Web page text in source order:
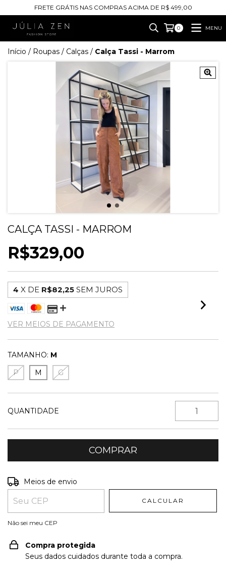
FRETE GRÁTIS NAS COMPRAS ACIMA DE R$ 499,00
0 MENU
Início / Roupas / Calças / Calça Tassi - Marrom
CALÇA TASSI - MARROM
R$329,00
4 X DE R$82,25 SEM JUROS
VER MEIOS DE PAGAMENTO
TAMANHO: M
P
M G
QUANTIDADE
Entregas para o CEP:
Meios de envio
CALCULAR
Não sei meu CEP
Compra protegida
Seus dados cuidados durante toda a compra.